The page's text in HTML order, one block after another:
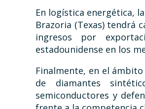
En logística energética,
Brazoria (Texas) tendrá
ingresos por
estadounidense en los
Finalmente, en el
de diamantes
semiconductores y